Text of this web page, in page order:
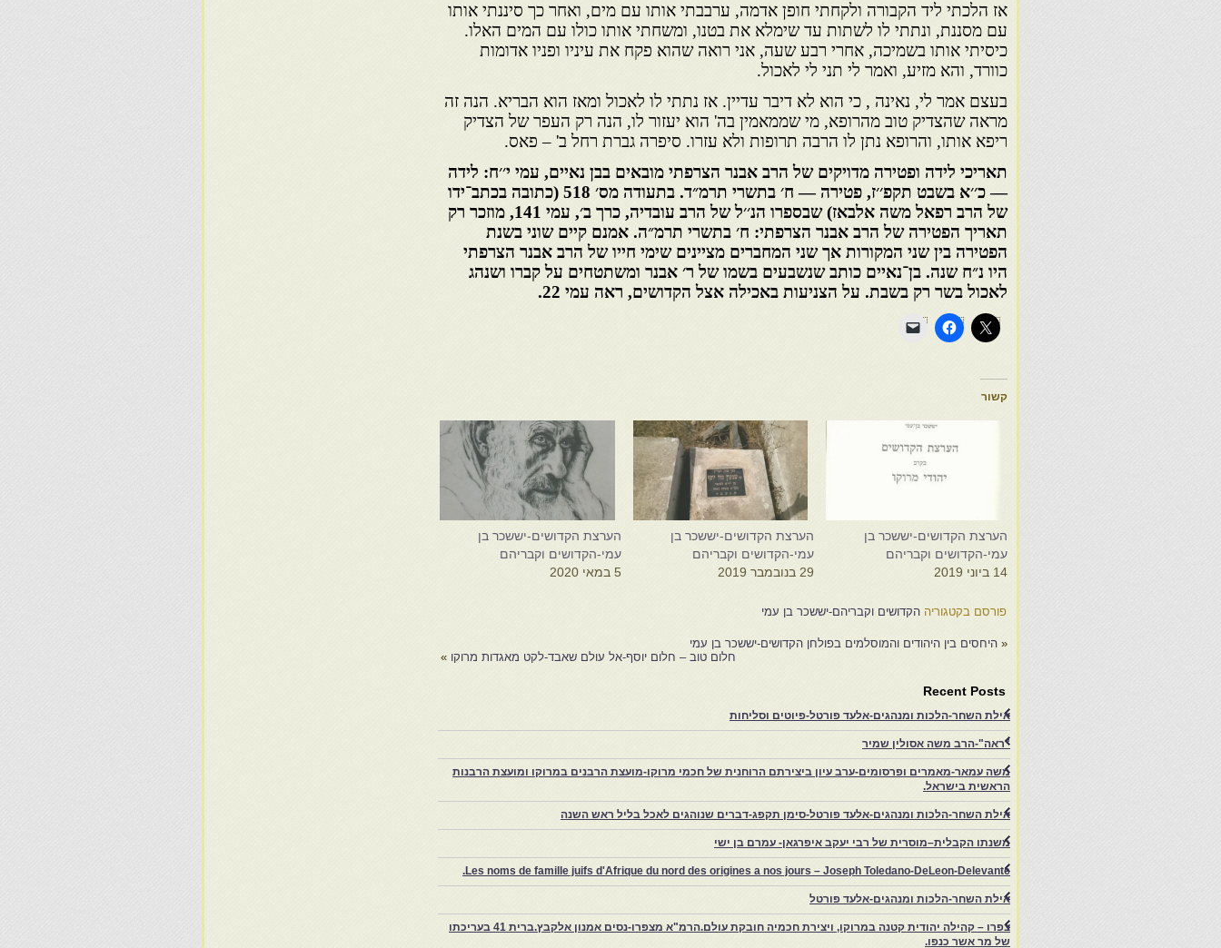
אז הלכתי ליד הקבורה ולקחתי חופן אדמה, ערבבתי אותו עם מים, ואחר כך סיננתי אותו
עם מסננת, ונתתי לו לשתות עד שימלא את בטנו, ומשחתי אותו כולו עם המים האלו.
כיסיתי אותו בשמיכה, אחרי רבע שעה, אני רואה שהוא פקח את עיניו ופניו אדומות
כוורד, והא מזיע, ואמר לי תני לי לאכול.
בעצם אמר לי, נאינה , כי הוא לא דיבר עדיין. אז נתתי לו לאכול ומאז הוא הבריא. הנה זה
מראה שהצדיק טוב מהרופא, מי שממאמין בה' הוא יעזור לו, הנה רק העפר של הצדיק
ריפא אותו, והרופא נתן לו הרבה תרופות ולא עזרו. סיפרה גברת רחל ב' – פאס.
תאריכי לידה ופטירה מדויקים של הרב אבנר הצרפתי מובאים בבן נאיים, עמי י׳׳ח: לידה
— כ׳׳א בשבט תקפ׳׳ז, פטירה — ח׳ בתשרי תרמ״ד. בתעודה מס׳ 518 (כתובה בכתב־ידו
של הרב רפאל משה אלבאז) שבספרו הנ׳׳ל של הרב עובדיה, כרך ב׳, עמי 141, מוזכר רק
תאריך הפטירה של הרב אבנר הצרפתי: ח׳ בתשרי תרמ״ה. אמנם קיים שוני בשנת
הפטירה בין שני המקורות אך שני המחברים מציינים שימי חייו של הרב אבנר הצרפתי
היו נ״ח שנה. בן־נאיים כותב שנשבעים בשמו של ר׳ אבנר ומשתטחים על קברו ושנהג
לאכול בשר רק בשבת. על הצניעות באכילה אצל הקדושים, ראה עמי 22.
קשור
הערצת הקדושים-יששכר בן
עמי-הקדושים וקבריהם
14 ביוני 2019
הערצת הקדושים-יששכר בן
עמי-הקדושים וקבריהם
29 בנובמבר 2019
הערצת הקדושים-יששכר בן
עמי-הקדושים וקבריהם
5 במאי 2020
פורסם בקטגוריה הקדושים וקבריהם-יששכר בן עמי
« היחסים בין היהודים והמוסלמים בפולחן הקדושים-יששכר בן עמי
חלום טוב – חלום יוסף-אל עולם שאבד-לקט מאגדות מרוקו »
Recent Posts
אילת השחר-הלכות ומנהגים-אלעד פורטל-פיוטים וסליחות
"ראה"-הרב משה אסולין שמיר
משה עמאר-מאמרים ופרסומים-ערב עיון ביצירתם הרוחנית של חכמי מרוקו-מועצת הרבנים במרוקו ומועצת הרבנות
הראשית בישראל.
אילת השחר-הלכות ומנהגים-אלעד פורטל-סימן תקפג-דברים שנוהגים לאכל בליל ראש השנה
משנתו הקבלית–מוסרית של רבי יעקב איפרגאן- עמרם בן ישי
Les noms de famille juifs d'Afrique du nord des origines a nos jours – Joseph Toledano-DeLeon-Delevante.
אילת השחר-הלכות ומנהגים-אלעד פורטל
צפרו – קהילה יהודית קטנה במרוקו, ויצירת חכמיה חובקת עולם.הרמ"א מצפרו-נסים אמנון אלקבץ.ברית 41 בעריכתו
של מר אשר כנפו.